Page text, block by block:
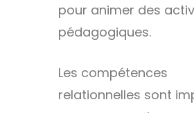
pour animer des
pédagogiques.
Les compétences
relationnelles sont